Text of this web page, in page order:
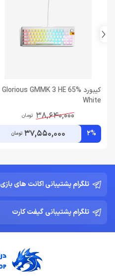
کیبورد Glorious GMMK 3 HE 65%
White
38,640,000 تومان
2%
37,550,000 تومان
تلگرام پشتیبانی اکانت های بازی
تلگرام پشتیبانی گیفت کارت